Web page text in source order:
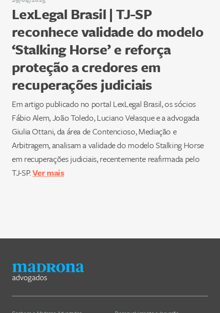
LexLegal Brasil | TJ-SP
reconhece validade do modelo
‘Stalking Horse’ e reforça
proteção a credores em
recuperações judiciais
Em artigo publicado no portal LexLegal Brasil, os sócios
Fábio Alem, João Toledo, Luciano Velasque e a advogada
Giulia Ottani, da área de Contencioso, Mediação e
Arbitragem, analisam a validade do modelo Stalking Horse
em recuperações judiciais, recentemente reafirmada pelo
TJ-SP.Ver mais